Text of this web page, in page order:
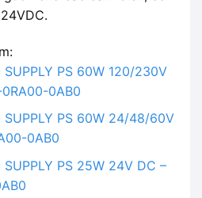
PS 60W 120/230V
0AB0
PS 60W 24/48/60V
0AB0
PS 25W 24V DC –